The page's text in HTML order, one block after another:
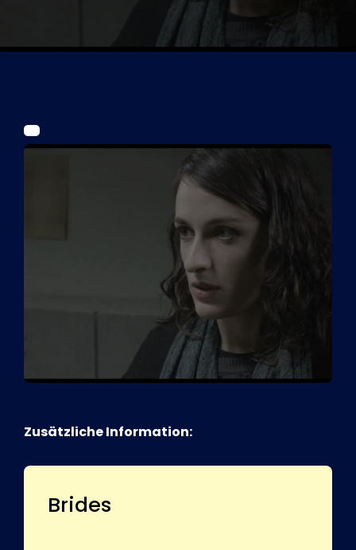
Kurier Romy 2026
Zusätzliche Information:
Brides